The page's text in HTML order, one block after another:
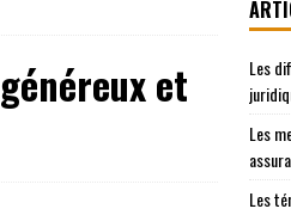
JURIDIQUE
JURIDIQUE
et
Les
Les
Les